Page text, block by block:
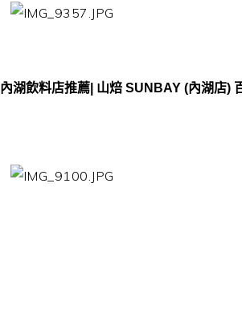
內湖飲料店推薦| 山焙 SUNBAY (內湖店)